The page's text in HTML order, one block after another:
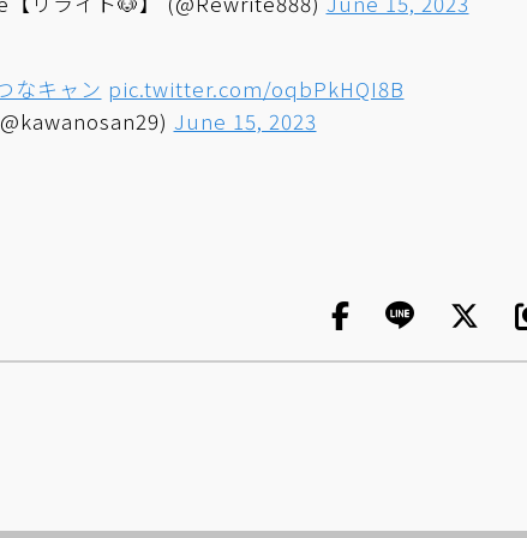
なキャン pic.twitter.com/oqbPkHQI8B
June 15, 2023